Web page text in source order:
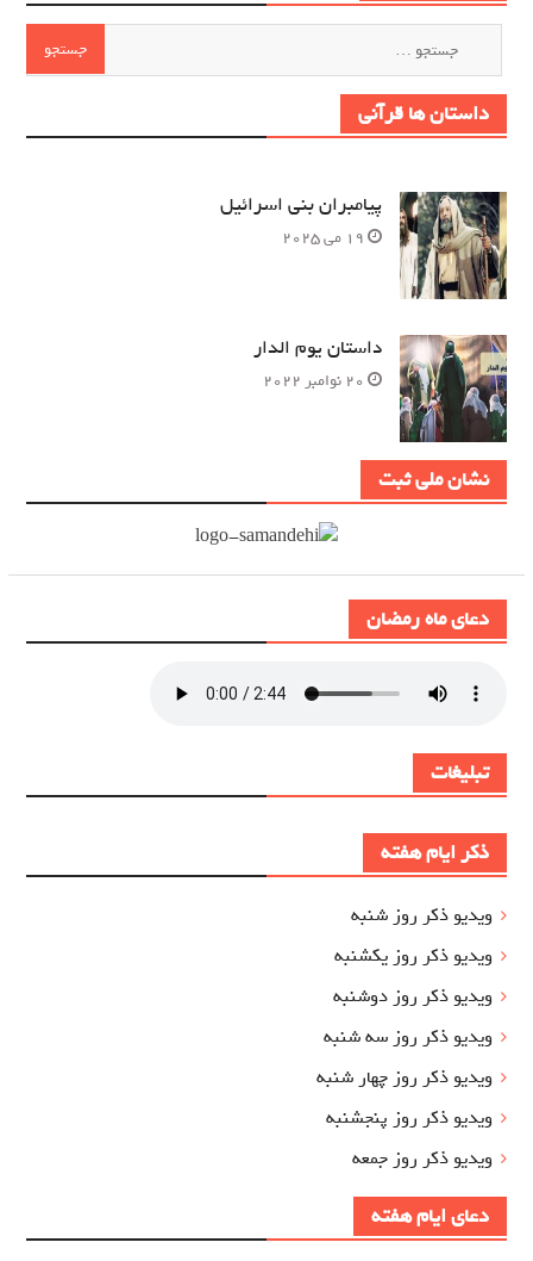
دعای ماه رمضان
تبلیغات
ذکر ایام هفته
ویدیو ذکر روز شنبه
ویدیو ذکر روز یکشنبه
ویدیو ذکر روز دوشنبه
ویدیو ذکر روز سه شنبه
ویدیو ذکر روز چهار شنبه
ویدیو ذکر روز پنجشنبه
ویدیو ذکر روز جمعه
دعای ایام هفته
داستان ها قرآنی
پیامبران بنی اسرائیل
19 می 2025
داستان یوم الدار
20 نوامبر 2022
نشان ملی ثبت